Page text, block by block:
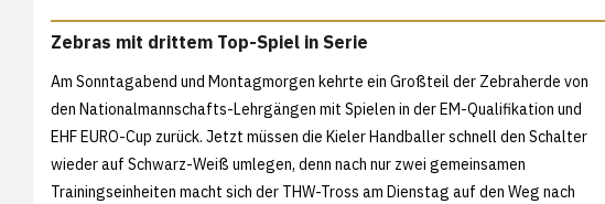
Zebras mit drittem Top-Spiel in Serie
Am Sonntagabend und Montagmorgen kehrte ein Großteil der Zebraherde von
den Nationalmannschafts-Lehrgängen mit Spielen in der EM-Qualifikation und
EHF EURO-Cup zurück. Jetzt müssen die Kieler Handballer schnell den Schalter
wieder auf Schwarz-Weiß umlegen, denn nach nur zwei gemeinsamen
Trainingseinheiten macht sich der THW-Tross am Dienstag auf den Weg nach